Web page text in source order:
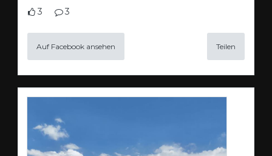
3 3
Auf Facebook ansehen Teilen